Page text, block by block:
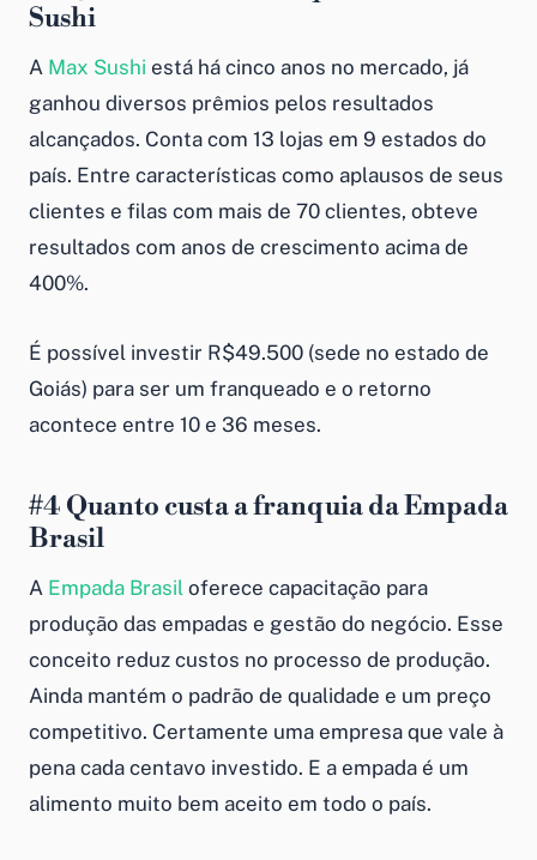
Sushi
A Max Sushi está há cinco anos no mercado, já
ganhou diversos prêmios pelos resultados
alcançados. Conta com 13 lojas em 9 estados do
país. Entre características como aplausos de seus
clientes e filas com mais de 70 clientes, obteve
resultados com anos de crescimento acima de
400%.
É possível investir R$49.500 (sede no estado de
Goiás) para ser um franqueado e o retorno
acontece entre 10 e 36 meses.
#4 Quanto custa a franquia daEmpada
Brasil
A Empada Brasil oferece capacitação para
produção das empadas e gestão do negócio. Esse
conceito reduz custos no processo de produção.
Ainda mantém o padrão de qualidade e um preço
competitivo. Certamente uma empresa que vale à
pena cada centavo investido. E a empada é um
alimento muito bem aceito em todo o país.